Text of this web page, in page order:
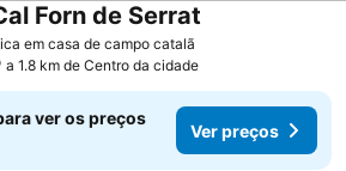
em casa de campo catalã
Forn de Serrat
a 1.8 km de Centro da cidade
ver os preços
Ver preços